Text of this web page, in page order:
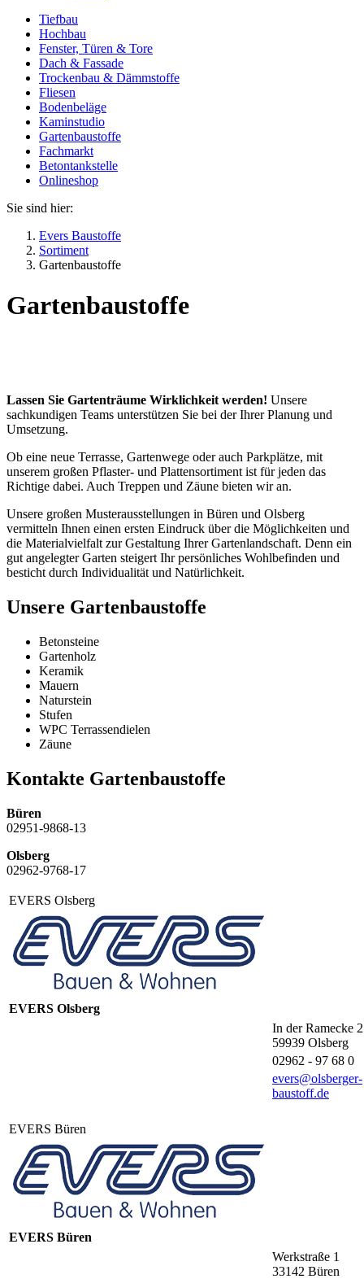
Tiefbau
Hochbau
Fenster, Türen & Tore
Dach & Fassade
Trockenbau & Dämmstoffe
Fliesen
Bodenbeläge
Kaminstudio
Gartenbaustoffe
Fachmarkt
Betontankstelle
Onlineshop
Sie sind hier:
Evers Baustoffe
Sortiment
Gartenbaustoffe
Gartenbaustoffe
Lassen Sie Gartenträume Wirklichkeit werden! Unsere
sachkundigen Teams unterstützen Sie bei der Ihrer Planung und
Umsetzung.
Ob eine neue Terrasse, Gartenwege oder auch Parkplätze, mit
unserem großen Pflaster- und Plattensortiment ist für jeden das
Richtige dabei. Auch Treppen und Zäune bieten wir an.
Unsere großen Musterausstellungen in Büren und Olsberg
vermitteln Ihnen einen ersten Eindruck über die Möglichkeiten und
die Materialvielfalt zur Gestaltung Ihrer Gartenlandschaft. Denn ein
gut angelegter Garten steigert Ihr persönliches Wohlbefinden und
besticht durch Individualität und Natürlichkeit.
Unsere Gartenbaustoffe
Betonsteine
Gartenholz
Keramik
Mauern
Naturstein
Stufen
WPC Terrassendielen
Zäune
Kontakte Gartenbaustoffe
Büren
02951-9868-13
Olsberg
02962-9768-17
EVERS Olsberg
EVERS Olsberg
In der Ramecke 2
59939 Olsberg
02962 - 97 68 0
evers@olsberger-
baustoff.de
EVERS Büren
EVERS Büren
Werkstraße 1
33142 Büren